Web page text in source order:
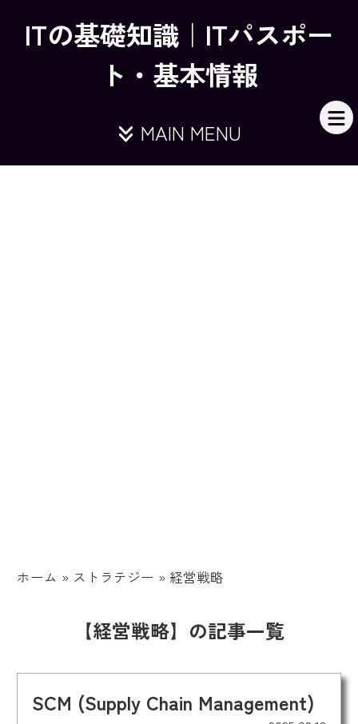
ITの基礎知識｜ITパスポー
ト・基本情報
MAIN MENU
ホーム » ストラテジー »経営戦略
【経営戦略】の記事一覧
SCM (Supply Chain Management)